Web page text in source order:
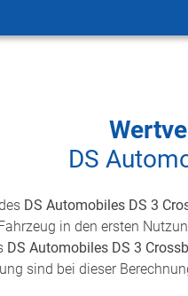
DS
DS Automobiles DS 3
in den ersten
DS Automobiles DS 3
sind bei dieser